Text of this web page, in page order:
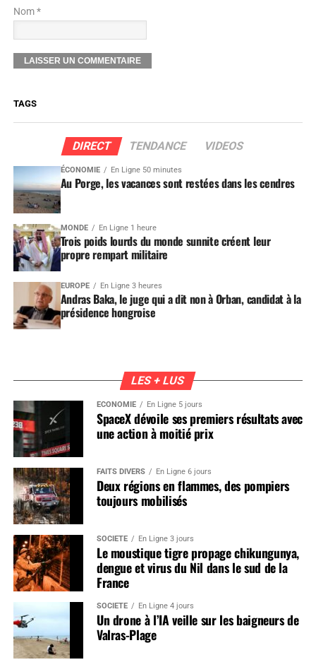
Nom *
TAGS
DIRECT TENDANCE VIDEOS
ÉCONOMIE En Ligne 50 minutes
Au Porge, les vacances sont restées dans les cendres
MONDE En Ligne 1 heure
Trois poids lourds du monde sunnite créent leur
propre rempart militaire
EUROPE En Ligne 3 heures
Andras Baka, le juge qui a dit non à Orban, candidat à la
présidence hongroise
LES + LUS
ÉCONOMIE En Ligne 5 jours
SpaceX dévoile ses premiers résultats avec
une action à moitié prix
FAITS DIVERS En Ligne 6 jours
Deux régions en flammes, des pompiers
toujours mobilisés
SOCIÉTÉ En Ligne 3 jours
Le moustique tigre propage chikungunya,
dengue et virus du Nil dans le sud de la
France
SOCIÉTÉ En Ligne 4 jours
Un drone à l’IA veille sur les baigneurs de
Valras-Plage